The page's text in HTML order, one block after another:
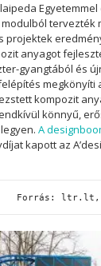
tervezték
projektek
anyagot
gyangtából és
megkönyíti
kompozit
könnyű,
A
kapott az
Forrás: ltr.lt,